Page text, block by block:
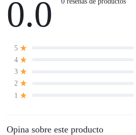
0.0
5
4
3
2
1
Opina sobre este producto